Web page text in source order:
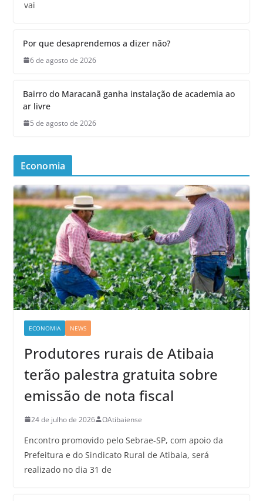
vai
Por que desaprendemos a dizer não?
6 de agosto de 2026
Bairro do Maracanã ganha instalação de academia ao
ar livre
5 de agosto de 2026
Economia
ECONOMIA NEWS
Produtores rurais de Atibaia
terão palestra gratuita sobre
emissão de nota fiscal
24 de julho de 2026 OAtibaiense
Encontro promovido pelo Sebrae-SP, com apoio da
Prefeitura e do Sindicato Rural de Atibaia, será
realizado no dia 31 de